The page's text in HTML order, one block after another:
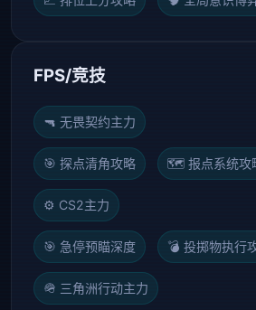
FPS/竞技
🔫 无畏契约主力
🎯 探点清角攻略 🗺️ 报点系统攻
⚙️ CS2主力
🎯 急停预瞄深度 💣 投掷物执行
🪖 三角洲行动主力